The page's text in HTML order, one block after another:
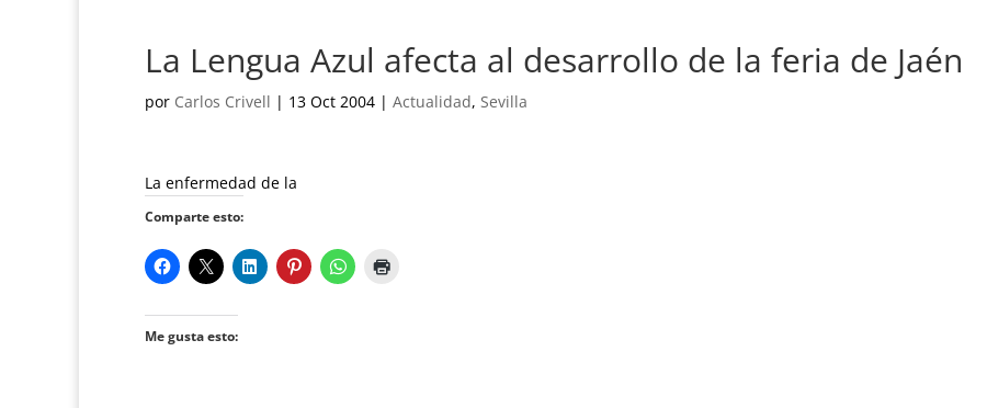
La Lengua Azul afecta al desarrollo de la feria de Jaén
por Carlos Crivell | 13 Oct 2004 | Actualidad, Sevilla
La enfermedad de la
Comparte esto:
Me gusta esto: